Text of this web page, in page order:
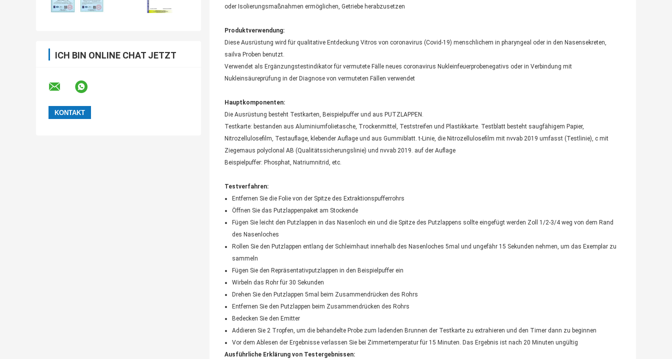
ICH BIN ONLINE CHAT JETZT
oder Isolierungsmaßnahmen ermöglichen, Getriebe herabzusetzen
Produktverwendung:
Diese Ausrüstung wird für qualitative Entdeckung Vitros von coronavirus (Covid-19) menschlichem in pharyngeal oder in den Nasensekreten,
sailva Proben benutzt.
Verwendet als Ergänzungstestindikator für vermutete Fälle neues coronavirus Nukleinfeuerprobenegativs oder in Verbindung mit
Nukleinsäureprüfung in der Diagnose von vermuteten Fällen verwendet
Hauptkomponenten:
Die Ausrüstung besteht Testkarten, Beispielpuffer und aus PUTZLAPPEN.
Testkarte: bestanden aus Aluminiumfolietasche, Trockenmittel, Teststreifen und Plastikkarte. Testblatt besteht saugfähigem Papier,
Nitrozellulosefilm, Testauflage, klebender Auflage und aus Gummiblatt. t-Linie, die Nitrozellulosefilm mit nvvab 2019 umfasst (Testlinie), c mit
Ziegemaus polyclonal AB (Qualitätssicherungslinie) und nvvab 2019. auf der Auflage
Beispielpuffer: Phosphat, Natriumnitrid, etc.
Testverfahren:
Entfernen Sie die Folie von der Spitze des Extraktionspufferrohrs
Öffnen Sie das Putzlappenpaket am Stockende
Fügen Sie leicht den Putzlappen in das Nasenloch ein und die Spitze des Putzlappens sollte eingefügt werden Zoll 1/2-3/4 weg von dem Rand
des Nasenloches
Rollen Sie den Putzlappen entlang der Schleimhaut innerhalb des Nasenloches 5mal und ungefähr 15 Sekunden nehmen, um das Exemplar zu
sammeln
Fügen Sie den Repräsentativputzlappen in den Beispielpuffer ein
Wirbeln das Rohr für 30 Sekunden
Drehen Sie den Putzlappen 5mal beim Zusammendrücken des Rohrs
Entfernen Sie den Putzlappen beim Zusammendrücken des Rohrs
Bedecken Sie den Emitter
Addieren Sie 2 Tropfen, um die behandelte Probe zum ladenden Brunnen der Testkarte zu extrahieren und den Timer dann zu beginnen
Vor dem Ablesen der Ergebnisse verlassen Sie bei Zimmertemperatur für 15 Minuten. Das Ergebnis ist nach 20 Minuten ungültig
Ausführliche Erklärung von Testergebnissen: